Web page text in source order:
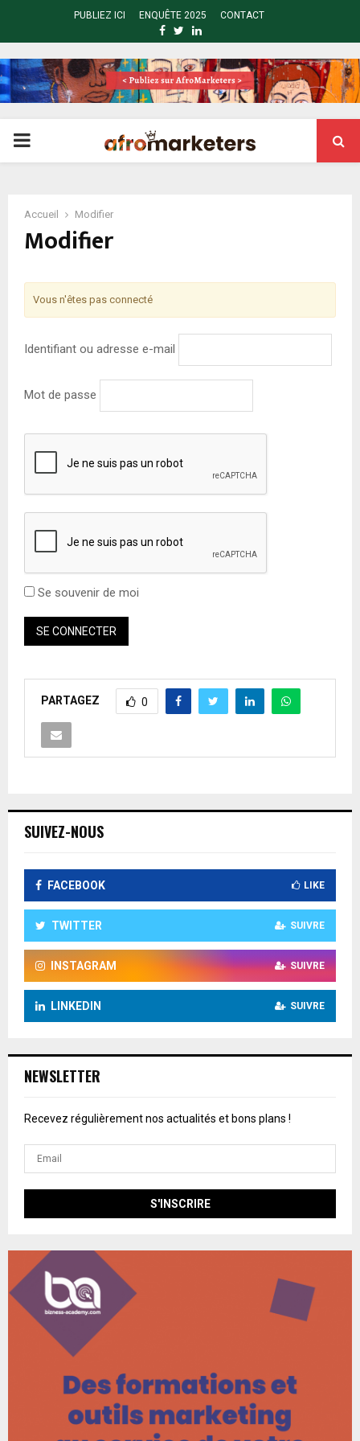
PUBLIEZ ICI ENQUÊTE 2025 CONTACT
FACEBOOK
TWITTER
LINKEDIN
PRIMARY
Accueil Modifier
Modifier
Vous n'êtes pas connecté
Identifiant ou adresse e-mail
Mot de passe
Se souvenir de moi
PARTAGEZ 0
SUIVEZ-NOUS
FACEBOOK LIKE
TWITTER SUIVRE
INSTAGRAM SUIVRE
LINKEDIN SUIVRE
NEWSLETTER
Recevez régulièrement nos actualités et bons plans !